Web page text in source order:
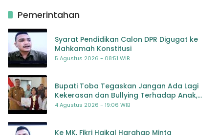
Pemerintahan
Syarat Pendidikan Calon DPR Digugat ke
Mahkamah Konstitusi
5 Agustus 2026 - 08:51 WIB
Bupati Toba Tegaskan Jangan Ada Lagi
Kekerasan dan Bullying Terhadap Anak,
Dorong Kolaborasi Seluruh Pihak
4 Agustus 2026 - 19:06 WIB
Ke MK, Fikri Haikal Harahap Minta